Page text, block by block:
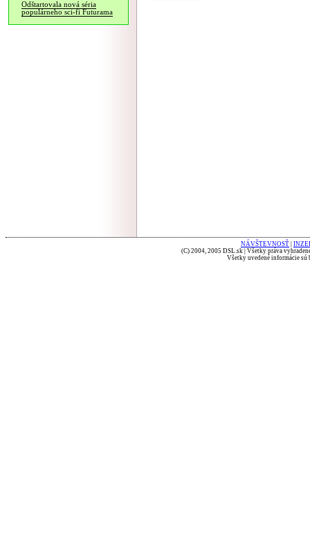
Odštartovala nová séria
populárneho sci-fi Futurama
NÁVŠTEVNOSŤ
(C) 2004, 2005 DSL.sk | Všetky práva
Všetky uvedené informácie sú